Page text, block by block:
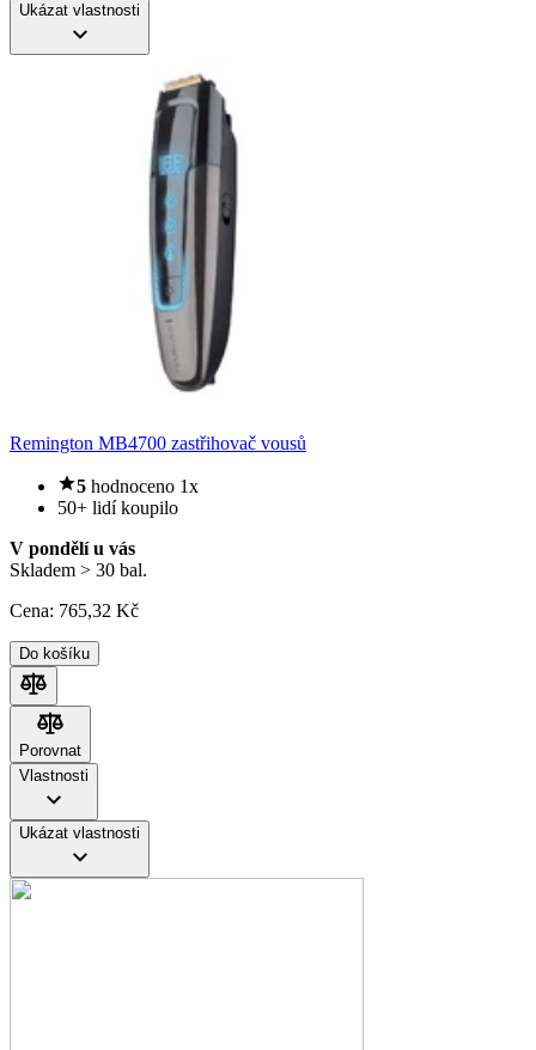
Ukázat vlastnosti
Remington MB4700 zastřihovač vousů
5 hodnoceno 1x
50+ lidí koupilo
V pondělí u vás
Skladem > 30 bal.
Cena: 765,32 Kč
Do košíku
Porovnat
Porovnat
Vlastnosti
Ukázat vlastnosti